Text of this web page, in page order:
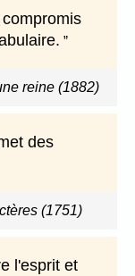
reine (1882)
des
(1751)
l'esprit et